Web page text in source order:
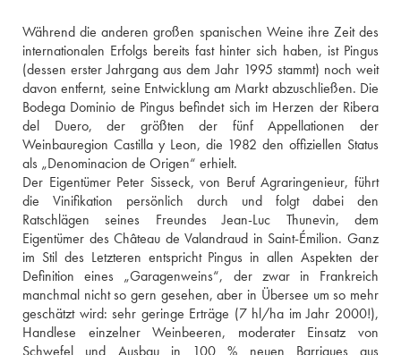
Während die anderen großen spanischen Weine ihre Zeit des
internationalen Erfolgs bereits fast hinter sich haben, ist Pingus
(dessen erster Jahrgang aus dem Jahr 1995 stammt) noch weit
davon entfernt, seine Entwicklung am Markt abzuschließen. Die
Bodega Dominio de Pingus befindet sich im Herzen der Ribera
del Duero, der größten der fünf Appellationen der
Weinbauregion Castilla y Leon, die 1982 den offiziellen Status
als „Denominacion de Origen“ erhielt.
Der Eigentümer Peter Sisseck, von Beruf Agraringenieur, führt
die Vinifikation persönlich durch und folgt dabei den
Ratschlägen seines Freundes Jean-Luc Thunevin, dem
Eigentümer des Château de Valandraud in Saint-Émilion. Ganz
im Stil des Letzteren entspricht Pingus in allen Aspekten der
Definition eines „Garagenweins“, der zwar in Frankreich
manchmal nicht so gern gesehen, aber in Übersee um so mehr
geschätzt wird: sehr geringe Erträge (7 hl/ha im Jahr 2000!),
Handlese einzelner Weinbeeren, moderater Einsatz von
Schwefel und Ausbau in 100 % neuen Barriques aus